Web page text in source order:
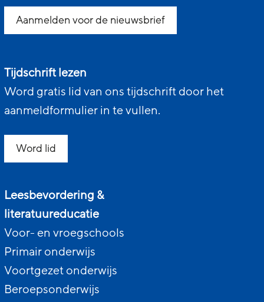
Aanmelden voor de nieuwsbrief
Tijdschrift lezen
Word gratis lid van ons tijdschrift door het
aanmeldformulier in te vullen.
Word lid
Leesbevordering &
literatuureducatie
Voor- en vroegschools
Primair onderwijs
Voortgezet onderwijs
Beroepsonderwijs